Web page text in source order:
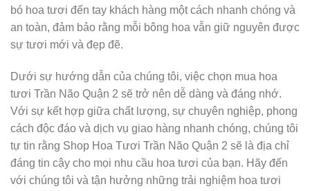
bó hoa tươi đến tay khách hàng một cách nhanh chóng và
an toàn, đảm bảo rằng mỗi bông hoa vẫn giữ nguyên được
sự tươi mới và đẹp đẽ.
Dưới sự hướng dẫn của chúng tôi, việc chọn mua hoa
tươi Trần Não Quận 2 sẽ trở nên dễ dàng và đáng nhớ.
Với sự kết hợp giữa chất lượng, sự chuyên nghiệp, phong
cách độc đáo và dịch vụ giao hàng nhanh chóng, chúng tôi
tự tin rằng Shop Hoa Tươi Trần Não Quận 2 sẽ là địa chỉ
đáng tin cậy cho mọi nhu cầu hoa tươi của bạn. Hãy đến
với chúng tôi và tận hưởng những trải nghiệm hoa tươi